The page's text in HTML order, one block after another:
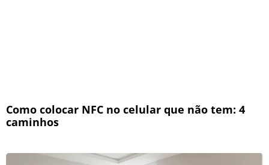
Como colocar NFC no celular que não tem: 4
caminhos